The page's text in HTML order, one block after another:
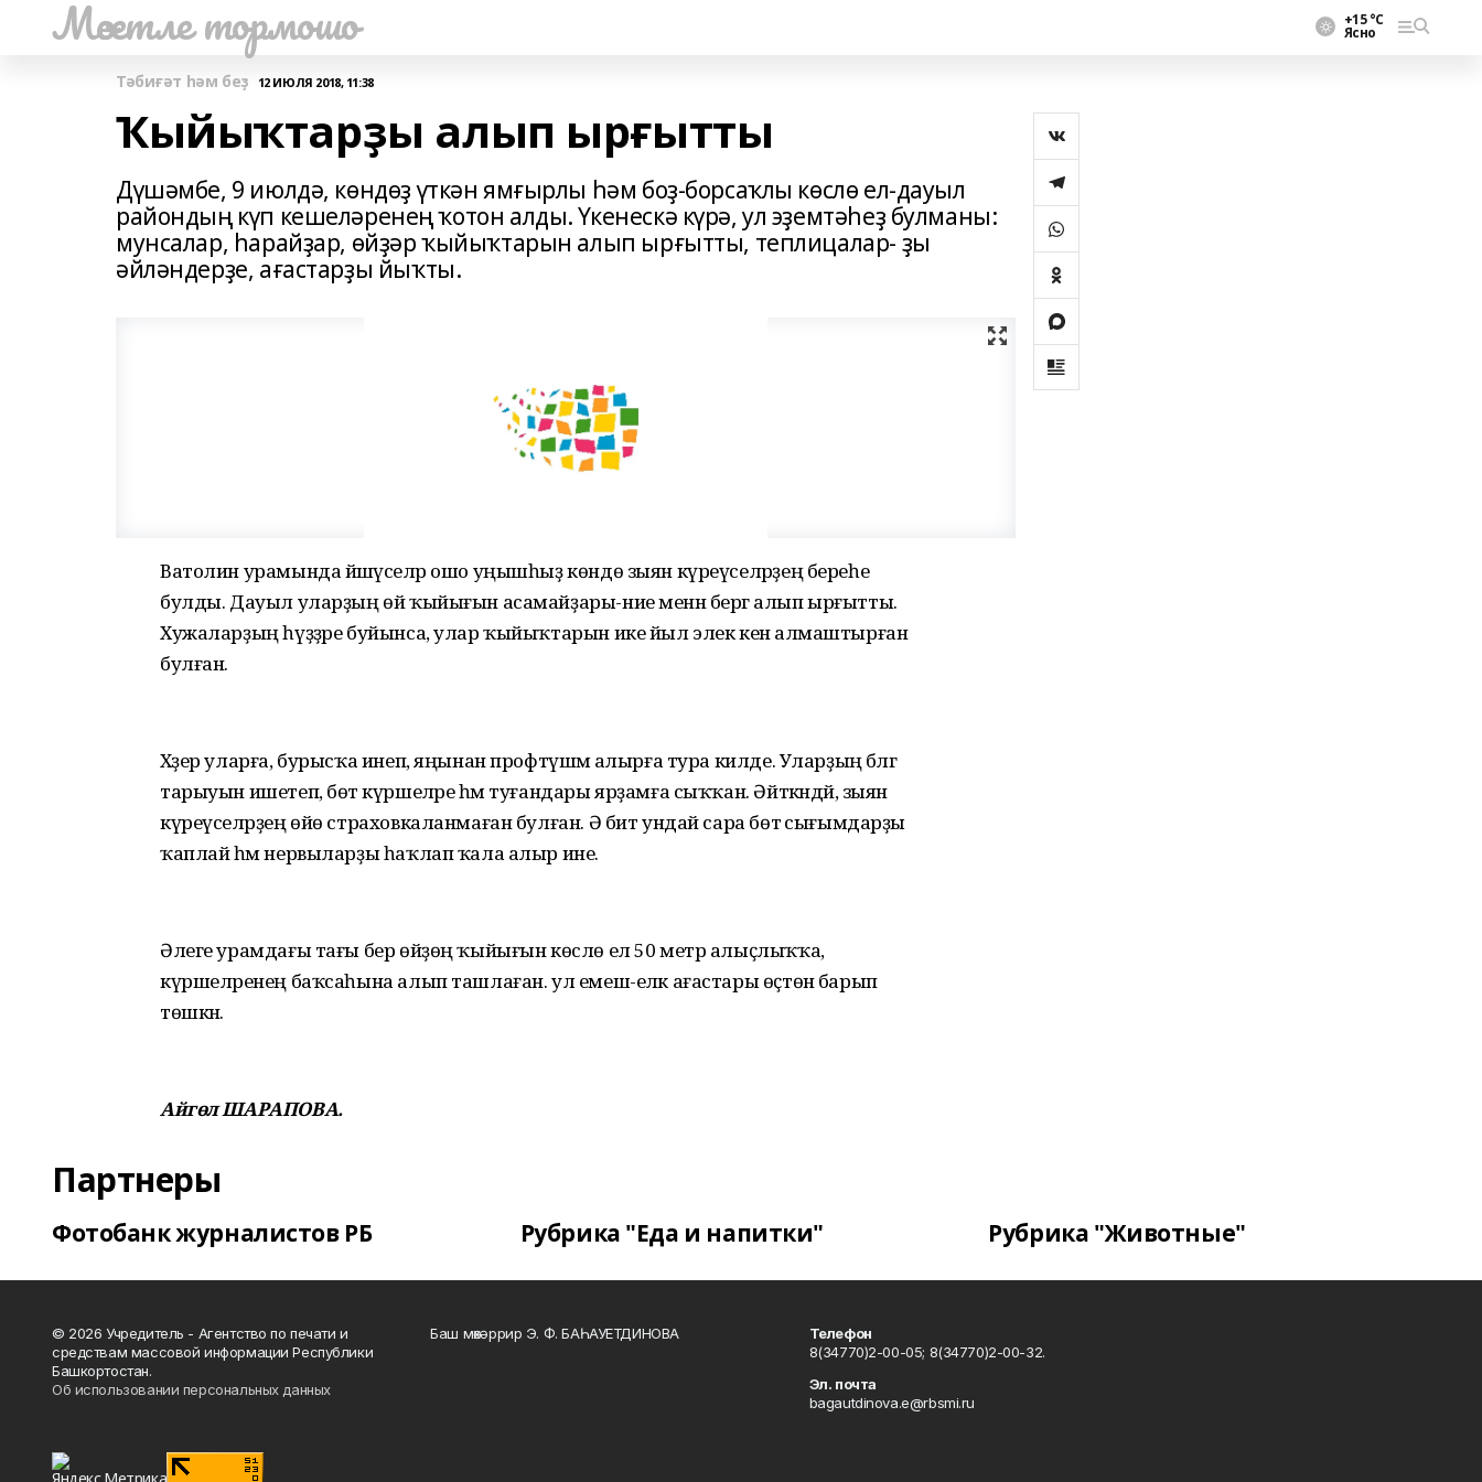
Мәсетле тормошо +15 °С
Ясно
Тәбиғәт һәм беҙ 12 ИЮЛЯ 2018, 11:38
Ҡыйыҡтарҙы алып ырғытты
Дүшәмбе, 9 июлдә, көндөҙ үткән ямғырлы һәм боҙ-борсаҡлы көслө ел-дауыл
райондың күп кешеләренең ҡотон алды. Үкенескә күрә, ул эҙемтәһеҙ булманы:
мунсалар, һарайҙар, өйҙәр ҡыйыҡтарын алып ырғытты, теплицалар- ҙы
әйләндерҙе, ағастарҙы йыҡты.
Ватолин урамында йәшәүселәр ошо уңышһыҙ көндө зыян күреүселәрҙең береһе
булды. Дауыл уларҙың өй ҡыйығын асамайҙары-ние менән бергә алып ырғытты.
Хужаларҙың һүҙҙәре буйынса, улар ҡыйыҡтарын ике йыл элек кенә алмаштырған
булған.
Хәҙер уларға, бурысҡа инеп, яңынан профтүшәмә алырға тура килде. Уларҙың бәләгә
тарыуын ишетеп, бөтә күршеләре һәм туғандары ярҙамға сыҡҡан. Әйткәндәй, зыян
күреүселәрҙең өйө страховкаланмаған булған. Ә бит ундай сара бөтә сығымдарҙы
ҡаплай һәм нервыларҙы һаҡлап ҡала алыр ине.
Әлеге урамдағы тағы бер өйҙөң ҡыйығын көслө ел 50 метр алыҫлыҡҡа,
күршеләренең баҡсаһына алып ташлаған. ул емеш-еләк ағастары өҫтөнә барып
төшкән.
Айгөл ШАРАПОВА.
Партнеры
Фотобанк журналистов РБ Рубрика "Еда и напитки" Рубрика "Животные"
© 2026 Учредитель - Агентство по печати и
средствам массовой информации Республики
Башкортостан.
Об использовании персональных данных
Баш мөхәррир Э. Ф. БАҺАУЕТДИНОВА
Телефон
8(34770)2-00-05; 8(34770)2-00-32.
Эл. почта
bagautdinova.e@rbsmi.ru